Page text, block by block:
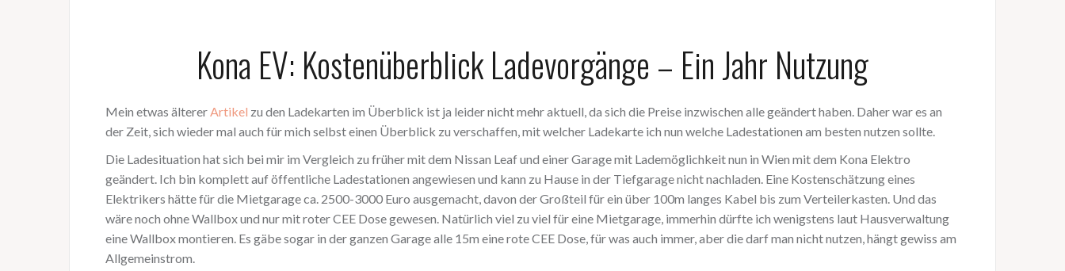
Kona EV: Kostenüberblick Ladevorgänge – Ein Jahr Nutzung
Mein etwas ältererArtikel zu den Ladekarten im Überblick ist ja leider nicht mehr aktuell, da sich die Preise inzwischen alle geändert haben. Daher war es an
der Zeit, sich wieder mal auch für mich selbst einen Überblick zu verschaffen, mit welcher Ladekarte ich nun welche Ladestationen am besten nutzen sollte.
Die Ladesituation hat sich bei mir im Vergleich zu früher mit dem Nissan Leaf und einer Garage mit Lademöglichkeit nun in Wien mit dem Kona Elektro
geändert. Ich bin komplett auf öffentliche Ladestationen angewiesen und kann zu Hause in der Tiefgarage nicht nachladen. Eine Kostenschätzung eines
Elektrikers hätte für die Mietgarage ca. 2500-3000 Euro ausgemacht, davon der Großteil für ein über 100m langes Kabel bis zum Verteilerkasten. Und das
wäre noch ohne Wallbox und nur mit roter CEE Dose gewesen. Natürlich viel zu viel für eine Mietgarage, immerhin dürfte ich wenigstens laut Hausverwaltung
eine Wallbox montieren. Es gäbe sogar in der ganzen Garage alle 15m eine rote CEE Dose, für was auch immer, aber die darf man nicht nutzen, hängt gewiss am
Allgemeinstrom.